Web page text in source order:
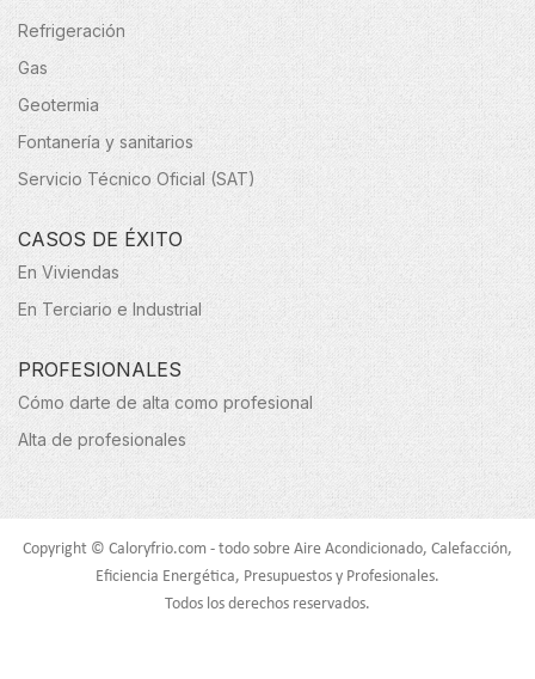
Refrigeración
Gas
Geotermia
Fontanería y sanitarios
Servicio Técnico Oficial (SAT)
CASOS DE ÉXITO
En Viviendas
En Terciario e Industrial
PROFESIONALES
Cómo darte de alta como profesional
Alta de profesionales
Copyright © Caloryfrio.com - todo sobre Aire Acondicionado, Calefacción,
Eficiencia Energética, Presupuestos y Profesionales.
Todos los derechos reservados.